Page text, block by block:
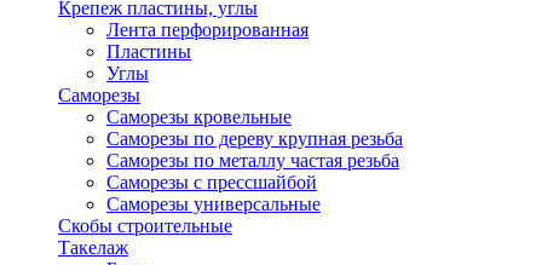
Крепеж пластины, углы
Лента перфорированная
Пластины
Углы
Саморезы
Саморезы кровельные
Саморезы по дереву крупная резьба
Саморезы по металлу частая резьба
Саморезы с прессшайбой
Саморезы универсальные
Скобы строительные
Такелаж